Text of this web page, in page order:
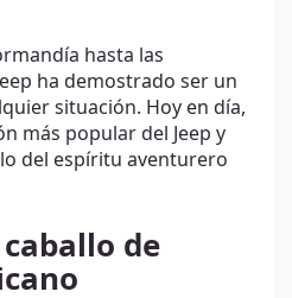
hasta las
ha demostrado ser un
situación. Hoy en día,
más popular del Jeep y
del espíritu aventurero
caballo de